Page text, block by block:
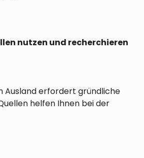
nutzen und recherchieren
Ausland erfordert gründliche
helfen Ihnen bei der